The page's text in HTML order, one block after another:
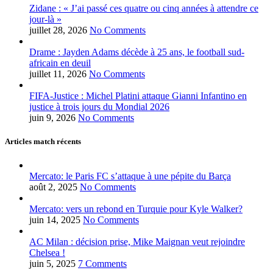
Zidane : « J’ai passé ces quatre ou cinq années à attendre ce
jour-là »
juillet 28, 2026 No Comments
Drame : Jayden Adams décède à 25 ans, le football sud-
africain en deuil
juillet 11, 2026 No Comments
FIFA-Justice : Michel Platini attaque Gianni Infantino en
justice à trois jours du Mondial 2026
juin 9, 2026 No Comments
Articles match récents
Mercato: le Paris FC s’attaque à une pépite du Barça
août 2, 2025 No Comments
Mercato: vers un rebond en Turquie pour Kyle Walker?
juin 14, 2025 No Comments
AC Milan : décision prise, Mike Maignan veut rejoindre
Chelsea !
juin 5, 2025 7 Comments